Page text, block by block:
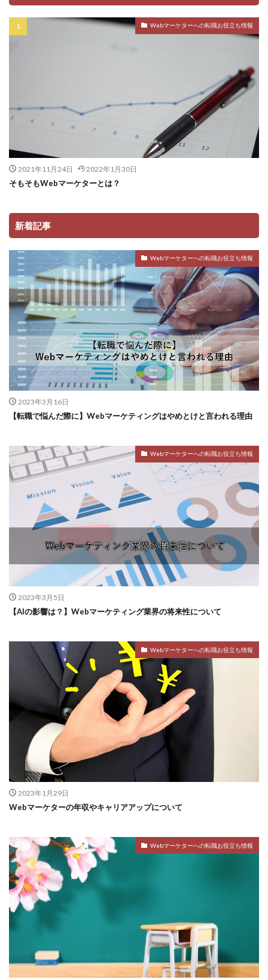
Webマーケターへの転職お役立ち情報
2021年11月24日 2022年1月30日
そもそもWebマーケターとは？
新着記事
Webマーケターへの転職お役立ち情報
2023年3月16日
【転職で悩んだ際に】Webマーケティングはやめとけと言われる理由
Webマーケターへの転職お役立ち情報
2023年3月5日
【AIの影響は？】Webマーケティング業界の将来性について
Webマーケターへの転職お役立ち情報
2023年1月29日
Webマーケターの年収やキャリアアップについて
Webマーケターへの転職お役立ち情報